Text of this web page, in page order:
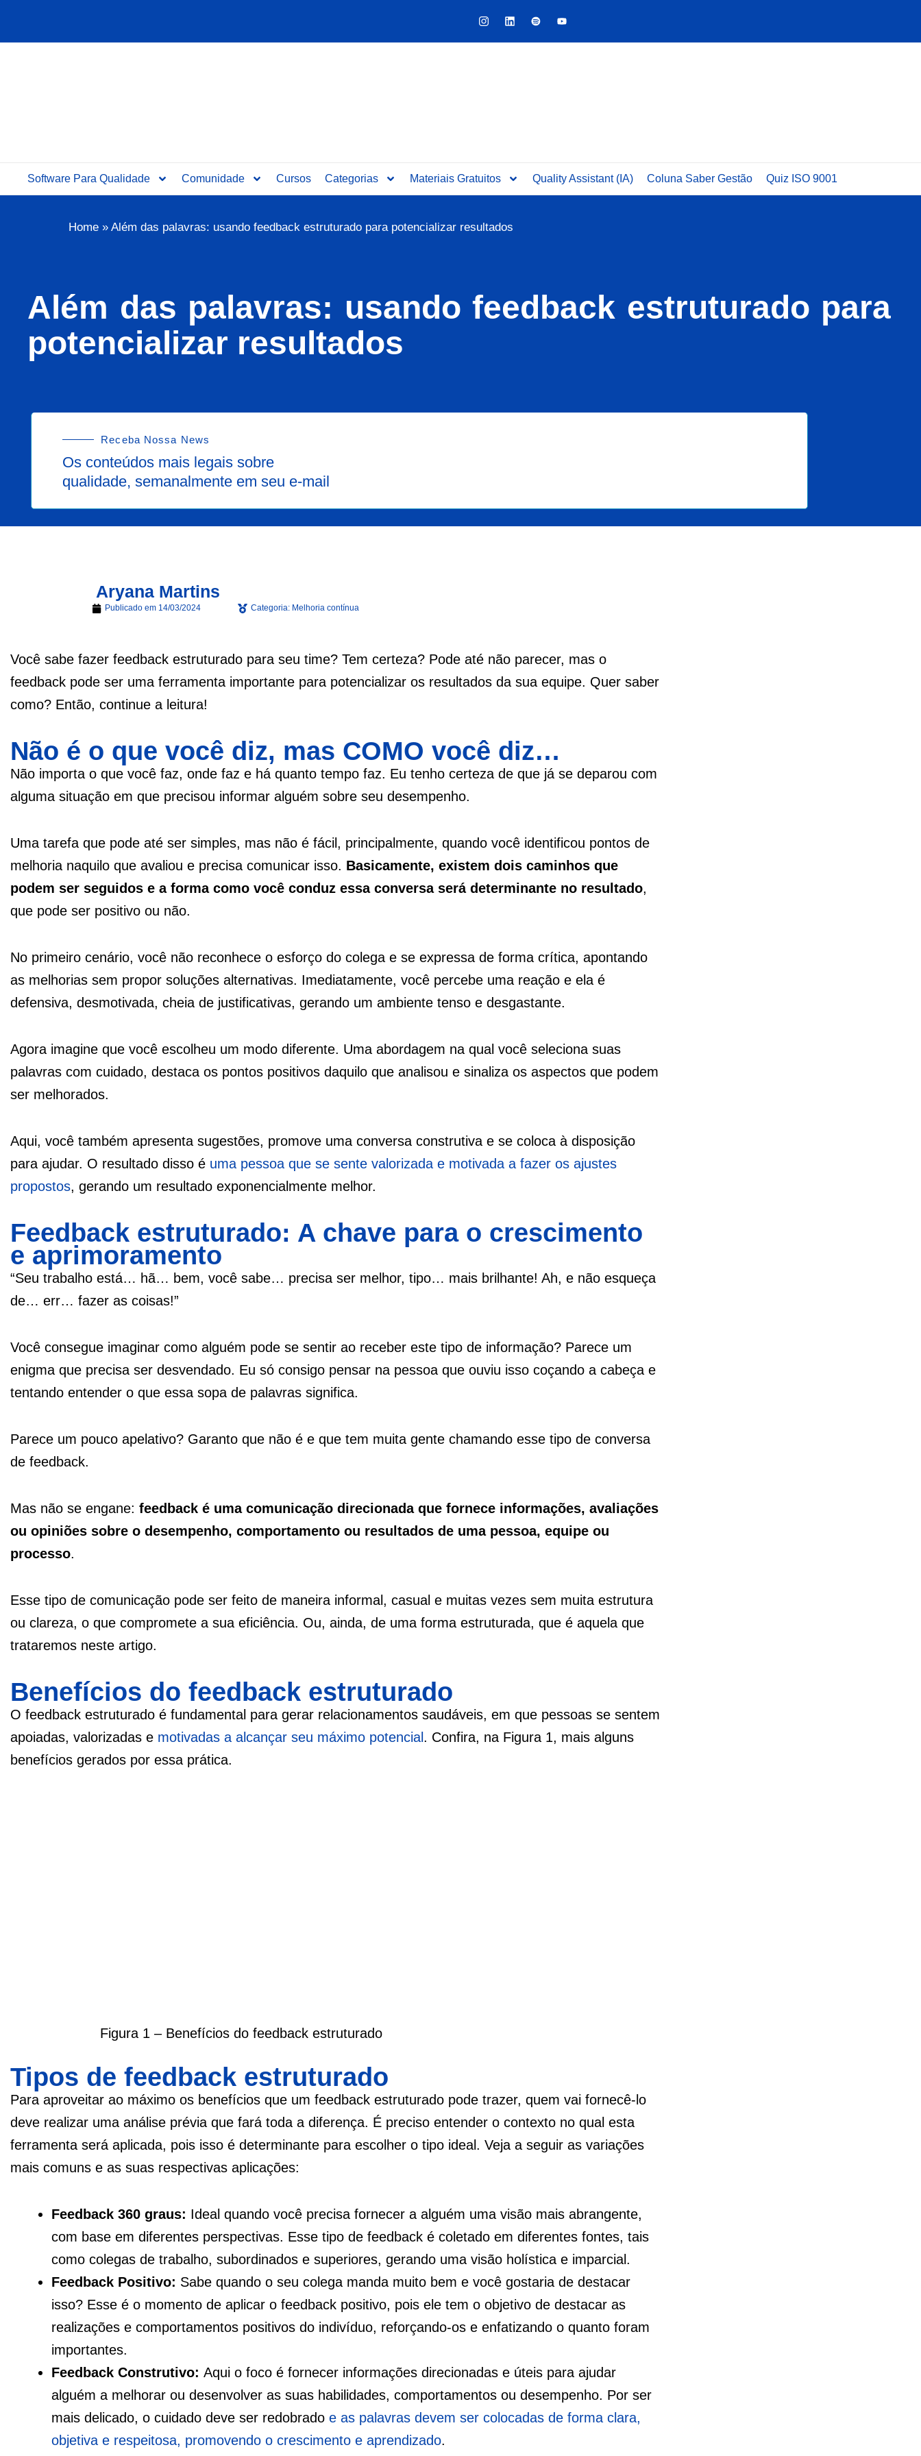
o
t
Software Para Qualidade Comunidade Cursos Categorias Materiais Gratuitos Quality Assistant (IA) Coluna Saber Gestão Quiz ISO 9001
Home » Além das palavras: usando feedback estruturado para potencializar resultados
Além das palavras: usando feedback estruturado para
potencializar resultados
Receba Nossa News
Os conteúdos mais legais sobre
qualidade, semanalmente em seu e-mail
Aryana Martins
Publicado em 14/03/2024 Categoria: Melhoria contínua
Você sabe fazer feedback estruturado para seu time? Tem certeza? Pode até não parecer, mas o
feedback pode ser uma ferramenta importante para potencializar os resultados da sua equipe. Quer saber
como? Então, continue a leitura!
Não é o que você diz, mas COMO você diz…
Não importa o que você faz, onde faz e há quanto tempo faz. Eu tenho certeza de que já se deparou com
alguma situação em que precisou informar alguém sobre seu desempenho.
Uma tarefa que pode até ser simples, mas não é fácil, principalmente, quando você identificou pontos de
melhoria naquilo que avaliou e precisa comunicar isso. Basicamente, existem dois caminhos que
podem ser seguidos e a forma como você conduz essa conversa será determinante no resultado,
que pode ser positivo ou não.
No primeiro cenário, você não reconhece o esforço do colega e se expressa de forma crítica, apontando
as melhorias sem propor soluções alternativas. Imediatamente, você percebe uma reação e ela é
defensiva, desmotivada, cheia de justificativas, gerando um ambiente tenso e desgastante.
Agora imagine que você escolheu um modo diferente. Uma abordagem na qual você seleciona suas
palavras com cuidado, destaca os pontos positivos daquilo que analisou e sinaliza os aspectos que podem
ser melhorados.
Aqui, você também apresenta sugestões, promove uma conversa construtiva e se coloca à disposição
para ajudar. O resultado disso é uma pessoa que se sente valorizada e motivada a fazer os ajustes
propostos, gerando um resultado exponencialmente melhor.
Feedback estruturado: A chave para o crescimento
e aprimoramento
“Seu trabalho está… hã… bem, você sabe… precisa ser melhor, tipo… mais brilhante! Ah, e não esqueça
de… err… fazer as coisas!”
Você consegue imaginar como alguém pode se sentir ao receber este tipo de informação? Parece um
enigma que precisa ser desvendado. Eu só consigo pensar na pessoa que ouviu isso coçando a cabeça e
tentando entender o que essa sopa de palavras significa.
Parece um pouco apelativo? Garanto que não é e que tem muita gente chamando esse tipo de conversa
de feedback.
Mas não se engane: feedback é uma comunicação direcionada que fornece informações, avaliações
ou opiniões sobre o desempenho, comportamento ou resultados de uma pessoa, equipe ou
processo.
Esse tipo de comunicação pode ser feito de maneira informal, casual e muitas vezes sem muita estrutura
ou clareza, o que compromete a sua eficiência. Ou, ainda, de uma forma estruturada, que é aquela que
trataremos neste artigo.
Benefícios do feedback estruturado
O feedback estruturado é fundamental para gerar relacionamentos saudáveis, em que pessoas se sentem
apoiadas, valorizadas e motivadas a alcançar seu máximo potencial . Confira, na Figura 1, mais alguns
benefícios gerados por essa prática.
Figura 1 – Benefícios do feedback estruturado
Tipos de feedback estruturado
Para aproveitar ao máximo os benefícios que um feedback estruturado pode trazer, quem vai fornecê-lo
deve realizar uma análise prévia que fará toda a diferença. É preciso entender o contexto no qual esta
ferramenta será aplicada, pois isso é determinante para escolher o tipo ideal. Veja a seguir as variações
mais comuns e as suas respectivas aplicações:
Feedback 360 graus: Ideal quando você precisa fornecer a alguém uma visão mais abrangente,
com base em diferentes perspectivas. Esse tipo de feedback é coletado em diferentes fontes, tais
como colegas de trabalho, subordinados e superiores, gerando uma visão holística e imparcial.
Feedback Positivo: Sabe quando o seu colega manda muito bem e você gostaria de destacar
isso? Esse é o momento de aplicar o feedback positivo, pois ele tem o objetivo de destacar as
realizações e comportamentos positivos do indivíduo, reforçando-os e enfatizando o quanto foram
importantes.
Feedback Construtivo: Aqui o foco é fornecer informações direcionadas e úteis para ajudar
alguém a melhorar ou desenvolver as suas habilidades, comportamentos ou desempenho. Por ser
mais delicado, o cuidado deve ser redobrado e as palavras devem ser colocadas de forma clara,
objetiva e respeitosa, promovendo o crescimento e aprendizado.